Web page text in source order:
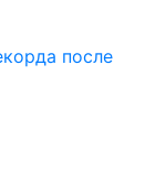
после